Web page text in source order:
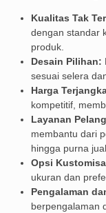
Kualitas Tak
dengan standar
produk.
Desain Pilihan:
sesuai selera
Harga
kompetitif,
Layanan
membantu dari
hingga purna jual.
Opsi
ukuran dan
Pengalaman
berpengalaman